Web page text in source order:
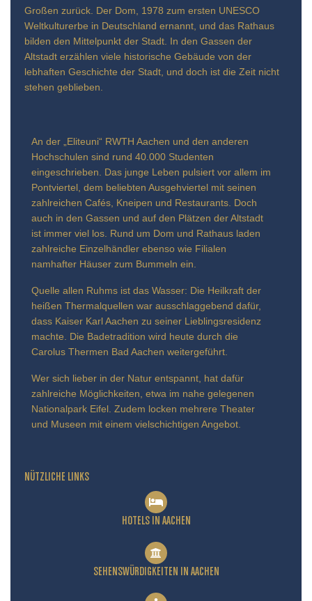
Großen zurück. Der Dom, 1978 zum ersten UNESCO
Weltkulturerbe in Deutschland ernannt, und das Rathaus
bilden den Mittelpunkt der Stadt. In den Gassen der
Altstadt erzählen viele historische Gebäude von der
lebhaften Geschichte der Stadt, und doch ist die Zeit nicht
stehen geblieben.
An der „Eliteuni“ RWTH Aachen und den anderen
Hochschulen sind rund 40.000 Studenten
eingeschrieben. Das junge Leben pulsiert vor allem im
Pontviertel, dem beliebten Ausgehviertel mit seinen
zahlreichen Cafés, Kneipen und Restaurants. Doch
auch in den Gassen und auf den Plätzen der Altstadt
ist immer viel los. Rund um Dom und Rathaus laden
zahlreiche Einzelhändler ebenso wie Filialen
namhafter Häuser zum Bummeln ein.
Quelle allen Ruhms ist das Wasser: Die Heilkraft der
heißen Thermalquellen war ausschlaggebend dafür,
dass Kaiser Karl Aachen zu seiner Lieblingsresidenz
machte. Die Badetradition wird heute durch die
Carolus Thermen Bad Aachen weitergeführt.
Wer sich lieber in der Natur entspannt, hat dafür
zahlreiche Möglichkeiten, etwa im nahe gelegenen
Nationalpark Eifel. Zudem locken mehrere Theater
und Museen mit einem vielschichtigen Angebot.
NÜTZLICHE LINKS
HOTELS IN AACHEN
SEHENSWÜRDIGKEITEN IN AACHEN